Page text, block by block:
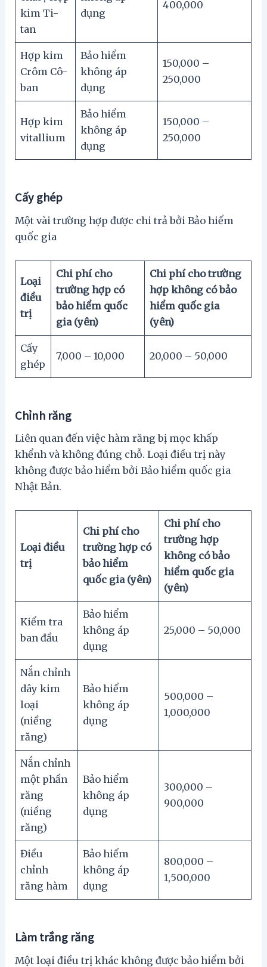
kim Ti-
tan
dụng
400,000
Hợp kim
Crôm Cô-
ban
Bảo hiểm
không áp
dụng
150,000 –
250,000
Hợp kim
vitallium
Bảo hiểm
không áp
dụng
150,000 –
250,000
Cấy ghép
Một vài trường hợp được chi trả bởi Bảo hiểm
quốc gia
Loại
điều
trị
Chi phí cho
trường hợp có
bảo hiểm quốc
gia (yên)
Chi phí cho trường
hợp không có bảo
hiểm quốc gia
(yên)
Cấy
ghép
7,000 – 10,000 20,000 – 50,000
Chỉnh răng
Liên quan đến việc hàm răng bị mọc khấp
khểnh và không đúng chỗ. Loại điều trị này
không được bảo hiểm bởi Bảo hiểm quốc gia
Nhật Bản.
Loại điều
trị
Chi phí cho
trường hợp có
bảo hiểm
quốc gia (yên)
Chi phí cho
trường hợp
không có bảo
hiểm quốc gia
(yên)
Kiểm tra
ban đầu
Bảo hiểm
không áp
dụng
25,000 – 50,000
Nắn chỉnh
dây kim
loại
(niềng
răng)
Bảo hiểm
không áp
dụng
500,000 –
1,000,000
Nắn chỉnh
một phần
răng
(niềng
răng)
Bảo hiểm
không áp
dụng
300,000 –
900,000
Điều
chỉnh
răng hàm
Bảo hiểm
không áp
dụng
800,000 –
1,500,000
Làm trắng răng
Một loại điều trị khác không được bảo hiểm bởi